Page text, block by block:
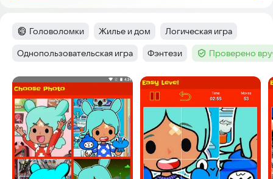
Категория:
Головоломки Тег:
Жилье и дом Тег :
Логическая игра
Тег:
Однопользовательская игра Тег:
Фэнтези Тег :Проверено
Скриншоты